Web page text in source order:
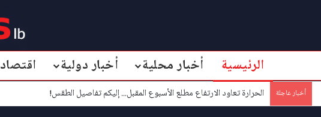
الرئيسية أخبار محلية أخبار دولية اقتصاد
أخبار عاجلة الحرارة تعاود الارتفاع مطلع الأسبوع المقبل... إليكم تفاصيل الطقس!